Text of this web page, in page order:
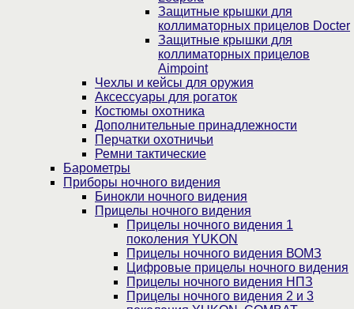
Защитные крышки для
коллиматорных прицелов Docter
Защитные крышки для
коллиматорных прицелов
Aimpoint
Чехлы и кейсы для оружия
Аксессуары для рогаток
Костюмы охотника
Дополнительные принадлежности
Перчатки охотничьи
Ремни тактические
Барометры
Приборы ночного видения
Бинокли ночного видения
Прицелы ночного видения
Прицелы ночного видения 1
поколения YUKON
Прицелы ночного видения ВОМЗ
Цифровые прицелы ночного видения
Прицелы ночного видения НПЗ
Прицелы ночного видения 2 и 3